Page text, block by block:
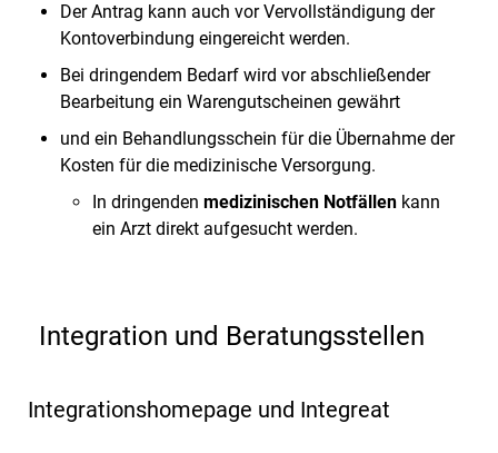
Der Antrag kann auch vor Vervollständigung der
Kontoverbindung eingereicht werden.
Bei dringendem Bedarf wird vor abschließender
Bearbeitung ein Warengutscheinen gewährt
und ein Behandlungsschein für die Übernahme der
Kosten für die medizinische Versorgung.
In dringenden medizinischen Notfällenkann
ein Arzt direkt aufgesucht werden.
Integration und Beratungsstellen
Integrationshomepage und Integreat